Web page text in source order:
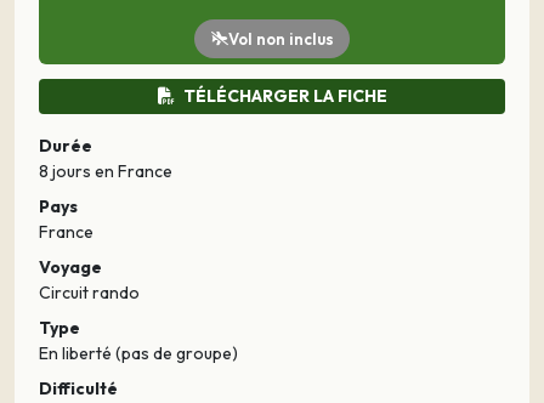
Vol non inclus
TÉLÉCHARGER LA FICHE
Durée
8 jours en France
Pays
France
Voyage
Circuit rando
Type
En liberté (pas de groupe)
Difficulté